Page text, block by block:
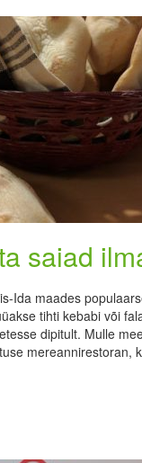
saiad
Ida maades
tihti kebabi või
dipitult. Mulle
mereannirestoran,